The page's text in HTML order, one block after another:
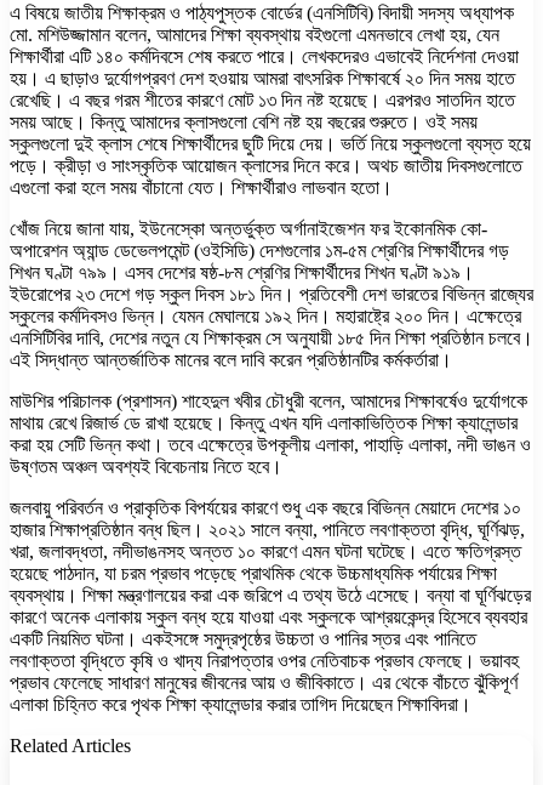
এ বিষয়ে জাতীয় শিক্ষাক্রম ও পাঠ্যপুস্তক বোর্ডের (এনসিটিবি) বিদায়ী সদস্য অধ্যাপক
মো. মশিউজ্জামান বলেন, আমাদের শিক্ষা ব্যবস্থায় বইগুলো এমনভাবে লেখা হয়, যেন
শিক্ষার্থীরা এটি ১৪০ কর্মদিবসে শেষ করতে পারে। লেখকদেরও এভাবেই নির্দেশনা দেওয়া
হয়। এ ছাড়াও দুর্যোগপ্রবণ দেশ হওয়ায় আমরা বাৎসরিক শিক্ষাবর্ষে ২০ দিন সময় হাতে
রেখেছি। এ বছর গরম শীতের কারণে মোট ১৩ দিন নষ্ট হয়েছে। এরপরও সাতদিন হাতে
সময় আছে। কিন্তু আমাদের ক্লাসগুলো বেশি নষ্ট হয় বছরের শুরুতে। ওই সময়
স্কুলগুলো দুই ক্লাস শেষে শিক্ষার্থীদের ছুটি দিয়ে দেয়। ভর্তি নিয়ে স্কুলগুলো ব্যস্ত হয়ে
পড়ে। ক্রীড়া ও সাংস্কৃতিক আয়োজন ক্লাসের দিনে করে। অথচ জাতীয় দিবসগুলোতে
এগুলো করা হলে সময় বাঁচানো যেত। শিক্ষার্থীরাও লাভবান হতো।
খোঁজ নিয়ে জানা যায়, ইউনেস্কো অন্তর্ভুক্ত অর্গানাইজেশন ফর ইকোনমিক কো-
অপারেশন অ্যান্ড ডেভেলপমেন্ট (ওইসিডি) দেশগুলোর ১ম-৫ম শ্রেণির শিক্ষার্থীদের গড়
শিখন ঘণ্টা ৭৯৯। এসব দেশের ষষ্ঠ-৮ম শ্রেণির শিক্ষার্থীদের শিখন ঘণ্টা ৯১৯।
ইউরোপের ২৩ দেশে গড় স্কুল দিবস ১৮১ দিন। প্রতিবেশী দেশ ভারতের বিভিন্ন রাজ্যের
স্কুলের কর্মদিবসও ভিন্ন। যেমন মেঘালয়ে ১৯২ দিন। মহারাষ্ট্রে ২০০ দিন। এক্ষেত্রে
এনসিটিবির দাবি, দেশের নতুন যে শিক্ষাক্রম সে অনুযায়ী ১৮৫ দিন শিক্ষা প্রতিষ্ঠান চলবে।
এই সিদ্ধান্ত আন্তর্জাতিক মানের বলে দাবি করেন প্রতিষ্ঠানটির কর্মকর্তারা।
মাউশির পরিচালক (প্রশাসন) শাহেদুল খবীর চৌধুরী বলেন, আমাদের শিক্ষাবর্ষেও দুর্যোগকে
মাথায় রেখে রিজার্ভ ডে রাখা হয়েছে। কিন্তু এখন যদি এলাকাভিত্তিক শিক্ষা ক্যালেন্ডার
করা হয় সেটি ভিন্ন কথা। তবে এক্ষেত্রে উপকূলীয় এলাকা, পাহাড়ি এলাকা, নদী ভাঙন ও
উষ্ণতম অঞ্চল অবশ্যই বিবেচনায় নিতে হবে।
জলবায়ু পরিবর্তন ও প্রাকৃতিক বিপর্যয়ের কারণে শুধু এক বছরে বিভিন্ন মেয়াদে দেশের ১০
হাজার শিক্ষাপ্রতিষ্ঠান বন্ধ ছিল। ২০২১ সালে বন্যা, পানিতে লবণাক্ততা বৃদ্ধি, ঘূর্ণিঝড়,
খরা, জলাবদ্ধতা, নদীভাঙনসহ অন্তত ১০ কারণে এমন ঘটনা ঘটেছে। এতে ক্ষতিগ্রস্ত
হয়েছে পাঠদান, যা চরম প্রভাব পড়েছে প্রাথমিক থেকে উচ্চমাধ্যমিক পর্যায়ের শিক্ষা
ব্যবস্থায়। শিক্ষা মন্ত্রণালয়ের করা এক জরিপে এ তথ্য উঠে এসেছে। বন্যা বা ঘূর্ণিঝড়ের
কারণে অনেক এলাকায় স্কুল বন্ধ হয়ে যাওয়া এবং স্কুলকে আশ্রয়কেন্দ্র হিসেবে ব্যবহার
একটি নিয়মিত ঘটনা। একইসঙ্গে সমুদ্রপৃষ্ঠের উচ্চতা ও পানির স্তর এবং পানিতে
লবণাক্ততা বৃদ্ধিতে কৃষি ও খাদ্য নিরাপত্তার ওপর নেতিবাচক প্রভাব ফেলছে। ভয়াবহ
প্রভাব ফেলেছে সাধারণ মানুষের জীবনের আয় ও জীবিকাতে। এর থেকে বাঁচতে ঝুঁকিপূর্ণ
এলাকা চিহ্নিত করে পৃথক শিক্ষা ক্যালেন্ডার করার তাগিদ দিয়েছেন শিক্ষাবিদরা।
Related Articles